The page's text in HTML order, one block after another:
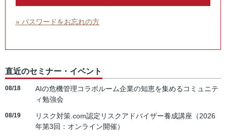
» パスワードをお忘れの方
直近のセミナー・イベント
08/18
AIの危機管理コラボルーム企業の知恵を集めるコミュニテ
ィ勉強会
08/19
リスク対策.com認定リスクアドバイザー養成講座（2026
年第3回：オンライン開催）